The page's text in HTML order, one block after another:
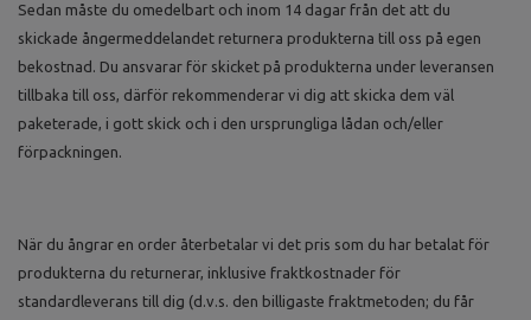
Sedan måste du omedelbart och inom 14 dagar från det att du
skickade ångermeddelandet returnera produkterna till oss på egen
bekostnad. Du ansvarar för skicket på produkterna under leveransen
tillbaka till oss, därför rekommenderar vi dig att skicka dem väl
paketerade, i gott skick och i den ursprungliga lådan och/eller
förpackningen.
När du ångrar en order återbetalar vi det pris som du har betalat för
produkterna du returnerar, inklusive fraktkostnader för
standardleverans till dig (d.v.s. den billigaste fraktmetoden; du får